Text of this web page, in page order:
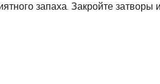
запаха. Закройте затворы